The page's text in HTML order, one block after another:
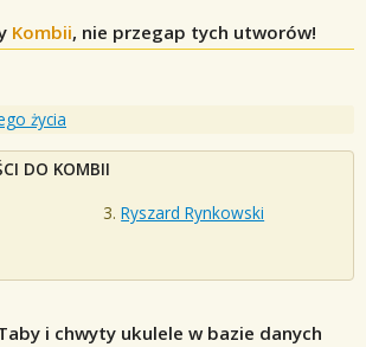
Kombii, nie przegap tych utworów!
życia
DO KOMBII
Ryszard Rynkowski
i chwyty ukulele w bazie danych